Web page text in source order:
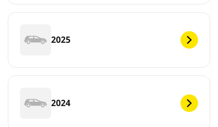
2025
2024